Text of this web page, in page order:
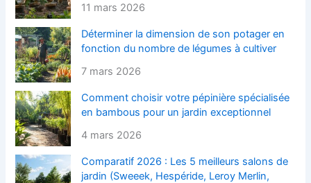
11 mars 2026
Déterminer la dimension de son potager en
fonction du nombre de légumes à cultiver
7 mars 2026
Comment choisir votre pépinière spécialisée
en bambous pour un jardin exceptionnel
4 mars 2026
Comparatif 2026 : Les 5 meilleurs salons de
jardin (Sweeek, Hespéride, Leroy Merlin,